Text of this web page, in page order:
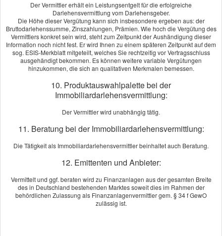
am 16.09.2022:
Herr Zimmermanns konnte für meine speziellen Anforderungen das
perfekte Produkt ermitteln. Die Zusammenarbeit und der Service
waren ausgezeichnet, wofür ich mich an dieser Stelle noch einmal
herzlich bedanke. Herrn Zimmermanns kompetente Beratung
empfehle ich sehr gerne weiter.
am 13.09.2022:
Ich muss sagen, dass ich ohne die Unterstützung von Herrn
Zimmermanns nicht meine Firma hätten gründen können. Sein
sind hilfreich und wertvoll. Deshalb kann ich ihn nur weiterempfehlen.
Echtheit von Bewertungen
Der Vermittler erhält ein Leistungsentgelt für die erfolgreiche
Darlehensvermittlung vom Darlehensgeber.
Die Höhe dieser Vergütung kann sich insbesondere ergeben aus: der
Bruttodarlehenssumme, Zinszahlungen, Prämien. Wie hoch die Vergütung des
Vermittlers konkret sein wird, steht zum Zeitpunkt der Aushändigung dieser
Information noch nicht fest. Er wird Ihnen zu einem späteren Zeitpunkt auf dem
sog. ESIS-Merkblatt mitgeteilt, welches Sie rechtzeitig vor Vertragsschluss
ausgehändigt bekommen. Es können weitere variable Vergütungen
hinzukommen, die sich an qualitativen Merkmalen bemessen.
10. Produktauswahlpalette bei der
Immobiliardarlehensvermittlung:
Der Vermittler wird unabhängig tätig.
11. Beratung bei der Immobiliardarlehensvermittlung:
Die Tätigkeit als Immobiliardarlehensvermittler beinhaltet auch Beratung.
12. Emittenten und Anbieter:
Vermittelt und ggf. beraten wird zu Finanzanlagen aus der gesamten Breite
des in Deutschland bestehenden Marktes soweit dies im Rahmen der
behördlichen Zulassung als Finanzanlagenvermittler gem. § 34 f GewO
zulässig ist.